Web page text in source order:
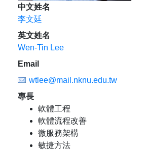
中文姓名
李文廷
英文姓名
Wen-Tin Lee
Email
wtlee@mail.nknu.edu.tw
專長
軟體工程
軟體流程改善
微服務架構
敏捷方法